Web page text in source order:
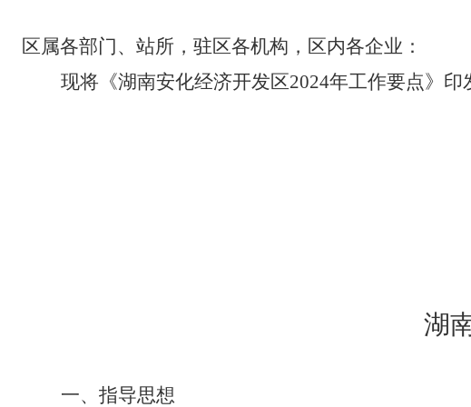
区属各部门、站所 ， 驻区各机构，区内各企业：
现将《湖南安化经济开发区2024年工作要点》印
湖
一、指导思想